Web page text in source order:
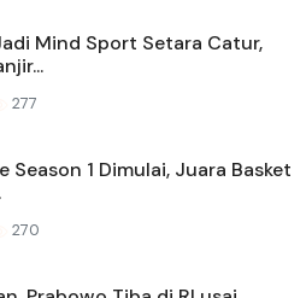
Mind Sport Setara Catur,
277
Season 1 Dimulai, Juara Basket
270